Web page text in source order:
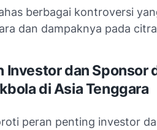
berbagai kontroversi
dan dampaknya pada citra
Investor dan Sponsor
di Asia Tenggara
peran penting investor